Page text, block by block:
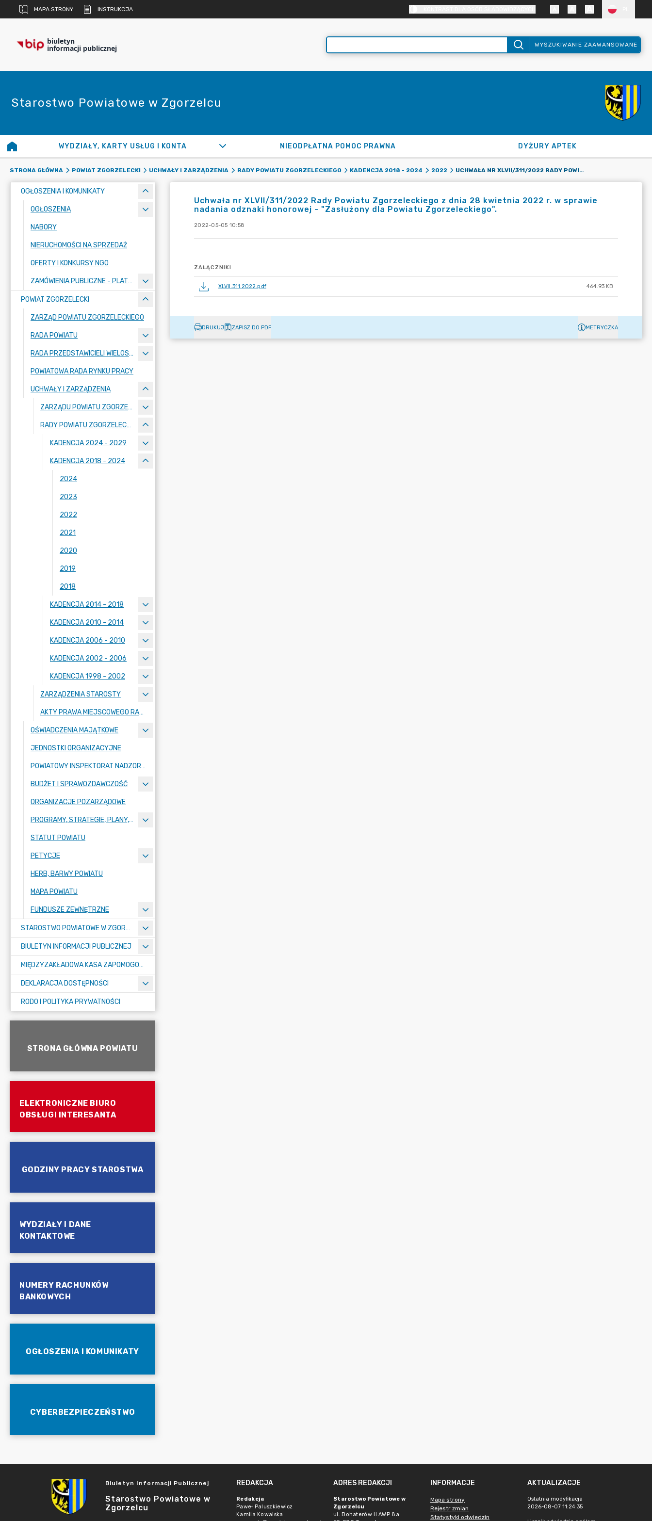
MAPA STRONY INSTRUKCJA
biuletyn
informacji publicznej WYSZUKIWANIE ZAAWANSOWANE
Starostwo Powiatowe w Zgorzelcu
WYDZIAŁY, KARTY USŁUG I KONTA NIEODPŁATNA POMOC PRAWNA DYŻURY APTEK
STRONA GŁÓWNA POWIAT ZGORZELECKI UCHWAŁY I ZARZĄDZENIA RADY POWIATU ZGORZELECKIEGO KADENCJA 2018 - 2024 2022 UCHWAŁA NR XLVII/311/2022 RADY POWIATU ZGORZELECKIEGO Z DNIA 28 KWIETNIA 2022 R. W SPRAWIE NADANIA ODZNAKI HONOROWEJ - "ZASŁUŻONY DLA POWIATU ZGORZELECKIEGO".
OGŁOSZENIA I KOMUNIKATY
OGŁOSZENIA
NABORY
NIERUCHOMOŚCI NA SPRZEDAŻ
OFERTY I KONKURSY NGO
ZAMÓWIENIA PUBLICZNE - PLATFORMA ZAKUPOWA
POWIAT ZGORZELECKI
ZARZĄD POWIATU ZGORZELECKIEGO
RADA POWIATU
RADA PRZEDSTAWICIELI WIELOSPECJALISTYCZNEGO ZESPOŁU OPIEKI ZDROWOTNEJ "BOLESŁAWIEC-ZGORZELEC" SAMODZIELNEGO PUBLICZNEGO ZAKŁADU OPIEKI ZDROWOTNEJ
POWIATOWA RADA RYNKU PRACY
UCHWAŁY I ZARZĄDZENIA
ZARZĄDU POWIATU ZGORZELECKIEGO
RADY POWIATU ZGORZELECKIEGO
KADENCJA 2024 - 2029
KADENCJA 2018 - 2024
2024
2023
2022
2021
2020
2019
2018
KADENCJA 2014 - 2018
KADENCJA 2010 - 2014
KADENCJA 2006 - 2010
KADENCJA 2002 - 2006
KADENCJA 1998 - 2002
ZARZĄDZENIA STAROSTY
AKTY PRAWA MIEJSCOWEGO RADY POWIATU ZGORZELECKIEGO
OŚWIADCZENIA MAJĄTKOWE
JEDNOSTKI ORGANIZACYJNE
POWIATOWY INSPEKTORAT NADZORU BUDOWLANEGO
BUDŻET I SPRAWOZDAWCZOŚĆ
ORGANIZACJE POZARZĄDOWE
PROGRAMY, STRATEGIE, PLANY, RAPORTY
STATUT POWIATU
PETYCJE
HERB, BARWY POWIATU
MAPA POWIATU
FUNDUSZE ZEWNĘTRZNE
STAROSTWO POWIATOWE W ZGORZELCU
BIULETYN INFORMACJI PUBLICZNEJ
MIĘDZYZAKŁADOWA KASA ZAPOMOGOWO-POŻYCZKOWA
DEKLARACJA DOSTĘPNOŚCI
RODO I POLITYKA PRYWATNOŚCI
STRONA GŁÓWNA POWIATU
ELEKTRONICZNE BIURO
OBSŁUGI INTERESANTA
GODZINY PRACY STAROSTWA
WYDZIAŁY I DANE
KONTAKTOWE
NUMERY RACHUNKÓW
BANKOWYCH
OGŁOSZENIA I KOMUNIKATY
CYBERBEZPIECZEŃSTWO
Uchwała nr XLVII/311/2022 Rady Powiatu Zgorzeleckiego z dnia 28 kwietnia 2022 r. w sprawie
nadania odznaki honorowej - "Zasłużony dla Powiatu Zgorzeleckiego".
2022-05-05 10:58
ZAŁĄCZNIKI
XLVII.311.2022.pdf 464.93 KB
DRUKUJ ZAPISZ DO PDF METRYCZKA
Biuletyn Informacji Publicznej
Starostwo Powiatowe w
Zgorzelcu
REDAKCJA
Redakcja
Paweł Paluszkiewicz
Kamila Kowalska
ADRES REDAKCJI
Starostwo Powiatowe w
Zgorzelcu
ul. Bohaterów II AWP 8a
INFORMACJE
Mapa strony
Rejestr zmian
Statystyki odwiedzin
AKTUALIZACJE
Ostatnia modyfikacja
2026-08-07 11:24:35